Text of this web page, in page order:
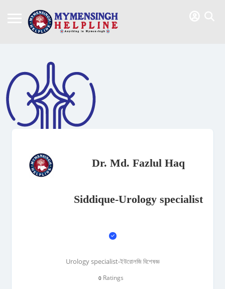
Dr. Md. Fazlul Haq
Siddique-Urology specialist
Urology specialist-ইউরোলজি বিশেষজ্ঞ
0 Ratings